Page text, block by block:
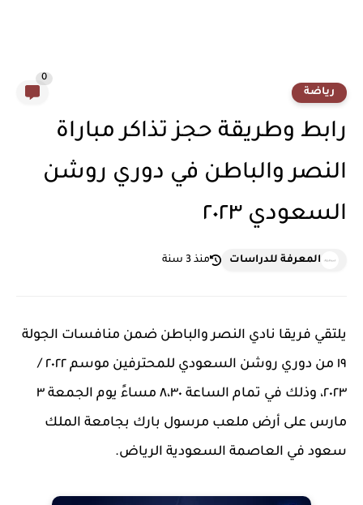
رياضة
0
رابط وطريقة حجز تذاكر مباراة
النصر والباطن في دوري روشن
السعودي ٢٠٢٣
المعرفة للدراسات منذ 3 سنة
يلتقي فريقا نادي النصر والباطن ضمن منافسات الجولة
١٩ من دوري روشن السعودي للمحترفين موسم ٢٠٢٢ /
٢٠٢٣، وذلك في تمام الساعة ٨،٣٠ مساءً يوم الجمعة ٣
مارس على أرض ملعب مرسول بارك بجامعة الملك
سعود في العاصمة السعودية الرياض.